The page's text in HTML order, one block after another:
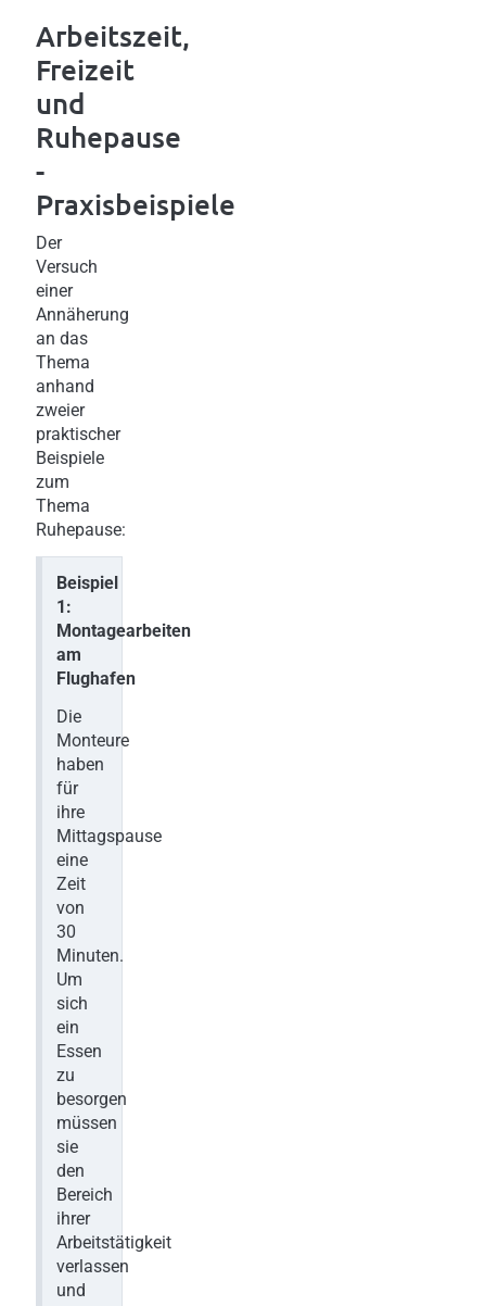
Arbeitszeit,
Freizeit
und
Ruhepause
-
Praxisbeispiele
Der
Versuch
einer
Annäherung
an das
Thema
anhand
zweier
praktischer
Beispiele
zum
Thema
Ruhepause:
Beispiel
1:
Montagearbeiten
am
Flughafen
Die
Monteure
haben
für
ihre
Mittagspause
eine
Zeit
von
30
Minuten.
Um
sich
ein
Essen
zu
besorgen
müssen
sie
den
Bereich
ihrer
Arbeitstätigkeit
verlassen
und